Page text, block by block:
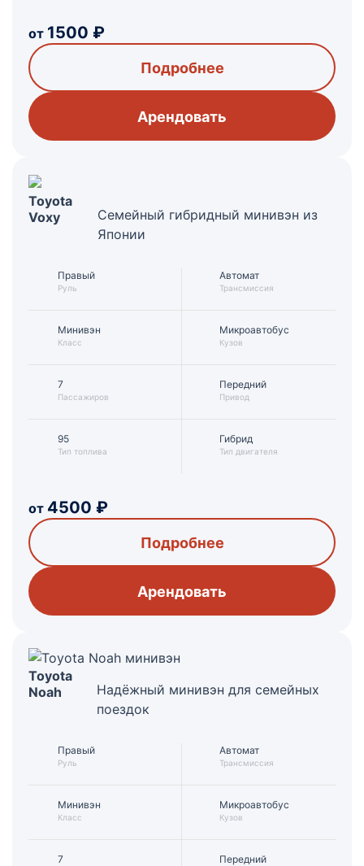
от 1500 ₽
Подробнее
Арендовать
Toyota
Voxy
Семейный гибридный минивэн из
Японии
Правый
Руль
Минивэн
Класс
Автомат
Трансмиссия
Микроавтобус
Кузов
7
Пассажиров
95
Тип топлива
Передний
Привод
Гибрид
Тип двигателя
от 4500 ₽
Подробнее
Арендовать
Toyota
Noah
Надёжный минивэн для семейных
поездок
Правый
Руль
Минивэн
Класс
Автомат
Трансмиссия
Микроавтобус
Кузов
7 Передний